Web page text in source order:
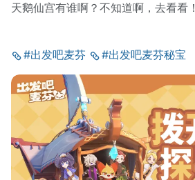
天鹅仙宫有谁啊？不知道啊，去看看！
#出发吧麦芬 #出发吧麦芬秘宝